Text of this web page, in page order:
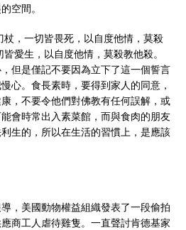
空間。
杖，一切皆畏死，以自度他情，莫殺
愛生，以自度他情，莫殺教他殺。
但是僅記不要因為立下了這一個誓言
心。食長素時，要得到家人的同意，
，不要令他們對佛教有任何誤解，或
會時常出入素菜館，而與食肉的朋友
生的，所以在生活的習慣上，是應該
，美國動物權益組織發表了一段偷拍
商工人虐待雞隻。一直聲討肯德基家